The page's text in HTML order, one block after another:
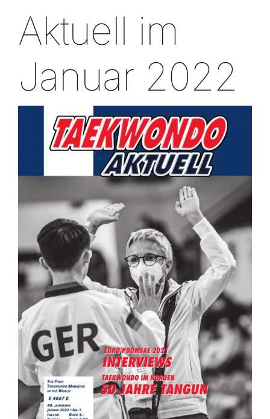
Aktuell im
Januar 2022